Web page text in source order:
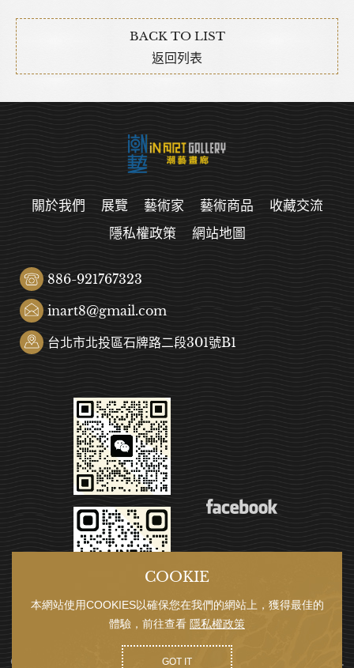
COOKIE
本網站使用COOKIES以確保您在我們的網站上，獲得最佳的
體驗，前往查看 隱私權政策
GOT IT
BACK TO LIST
返回列表
關於我們 展覽 藝術家 藝術商品
收藏交流
隱私權政策
網站地圖
886-921767323
inart8@gmail.com
台北市北投區石牌路二段301號B1
COPYRIGHT © 潮藝畫廊 IN ART ALL RIGHTS RESERVED.